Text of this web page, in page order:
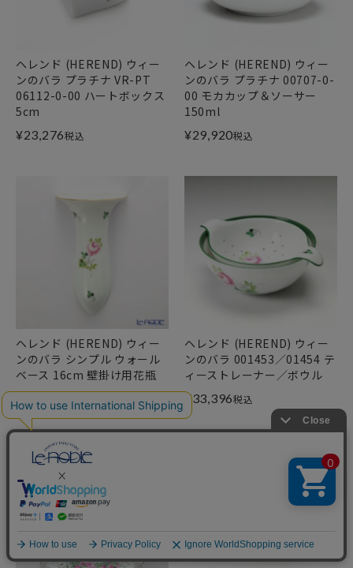
ヘレンド (HEREND) ウィー
ンのバラ プラチナ VR-PT
06112-0-00 ハートボックス
5cm
¥23,276税込
ヘレンド (HEREND) ウィー
ンのバラ プラチナ 00707-0-
00 モカカップ＆ソーサー
150ml
¥29,920税込
ヘレンド (HEREND) ウィー
ンのバラ シンプル ウォール
ベース 16cm 壁掛け用花瓶
税込
ヘレンド (HEREND) ウィー
ンのバラ 001453／01454 テ
ィーストレーナー／ボウル
¥33,396税込